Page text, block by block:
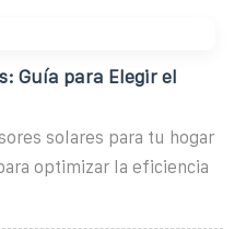
Guía para Elegir el
solares para tu hogar
optimizar la eficiencia